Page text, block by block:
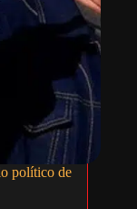
político de